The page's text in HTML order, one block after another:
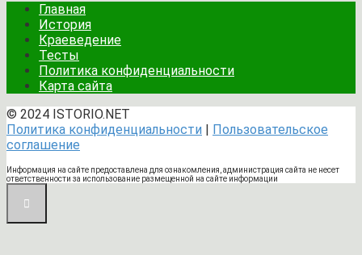
Главная
История
Краеведение
Тесты
Политика конфиденциальности
Карта сайта
© 2024 ISTORIO.NET
Политика конфиденциальности | Пользовательское
соглашение
Информация на сайте предоставлена для ознакомления, администрация сайта не несет
ответственности за использование размещенной на сайте информации